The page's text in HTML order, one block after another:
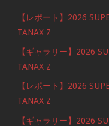
【レポート】2026
TANAX Z
【ギャラリー】2026
TANAX Z
【レポート】2026
TANAX Z
【ギャラリー】2026